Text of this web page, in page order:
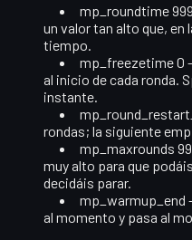
mp_roundtime 999
un valor tan alto que,
tiempo.
mp_freezetime 0
al inicio de cada ronda.
instante.
rondas; la siguiente
mp_maxrounds
muy alto para que
decidáis parar.
mp_warmup_end
al momento y pasa al